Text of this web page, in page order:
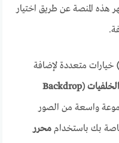
هذه المنصة عن طريق اختيار
خيارات متعددة لإضافة
مكتبة الخلفيات (Backdrop
واسعة من الصور
بك باستخداممحرر